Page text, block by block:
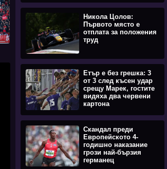
Никола Цолов:
Първото място е
отплата за положения
труд
Етър е без грешка: 3
от 3 след късен удар
срещу Марек, гостите
видяха два червени
картона
Скандал преди
Европейското 4-
годишно наказание
грози най-бързия
германец